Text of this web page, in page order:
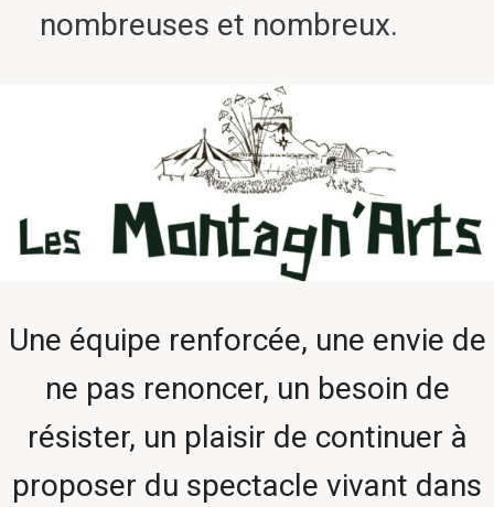
nombreuses et nombreux.
Une équipe renforcée, une envie de
ne pas renoncer, un besoin de
résister, un plaisir de continuer à
proposer du spectacle vivant dans